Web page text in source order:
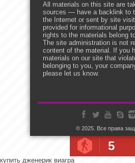
All materials on this site are
sources — have a backlink to
the Internet or sent by site
provided for informational
rights to the materials belong
The site administration is not
content of the material. If you
materials on our site that
belonging to you, your
please let us know.
© 2025. Все права
5
купить дженерик виагра